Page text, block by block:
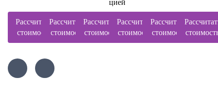
Рассчитать
стоимость
Рассчитать
стоимость
Рассчитать
стоимость
цией
Рассчитать
стоимость
Рассчитать
стоимость